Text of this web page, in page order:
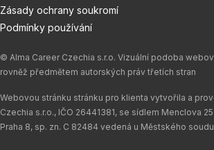
Zásady ochrany soukromí
Podmínky používání
© Alma Career Czechia s.r.o. Vizuální podoba
rovněž předmětem autorských práv třetích stran
Webovou stránku stránku pro klienta vytvořila a
Czechia s.r.o., IČO 26441381, se sídlem Menclova
Praha 8, sp. zn. C 82484 vedená u Městského